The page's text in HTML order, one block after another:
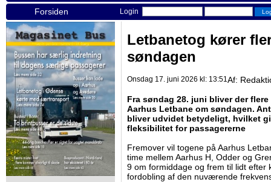
Forsiden
Login
Letbanetog kører
søndagen
Onsdag 17. juni 2026 kl: 13:51Af:
Fra søndag 28. juni bliver der
Aarhus Letbane om søndagen.
bliver udvidet betydeligt, hvilket
fleksibilitet for passagererne
Fremover vil togene på Aarhus
time mellem Aarhus H, Odder og
9 om formiddage og frem til lidt efter
fordobling af den nuværende